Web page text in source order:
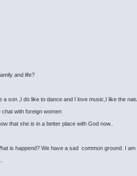
and life?
son ,I do like to dance and I love music,I like the
with foreign women
that she is in a better place with God now..
is happend? We have a sad common ground. I am